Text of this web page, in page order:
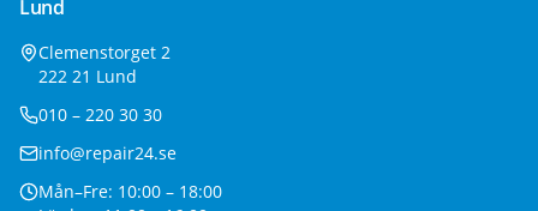
Lund
Clemenstorget 2
222 21 Lund
010 – 220 30 30
info@repair24.se
Mån–Fre: 10:00 – 18:00